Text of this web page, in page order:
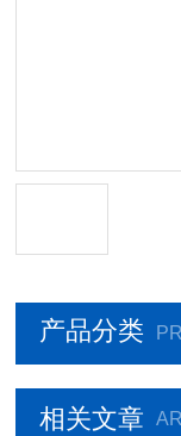
产品分类
相关文章